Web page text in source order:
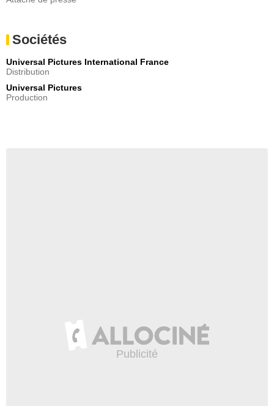
Sociétés
Universal Pictures International France
Distribution
Universal Pictures
Production